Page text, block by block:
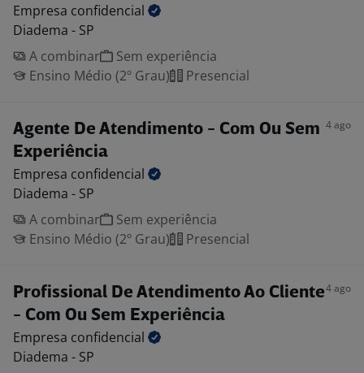
Empresa confidencial
Diadema - SP
A combinar
Sem experiência
Ensino Médio (2º Grau)
Presencial
Agente De Atendimento - Com Ou Sem
Experiência
4 ago
Empresa confidencial
Diadema - SP
A combinar
Sem experiência
Ensino Médio (2º Grau)
Presencial
Profissional De Atendimento Ao Cliente
- Com Ou Sem Experiência
4 ago
Empresa confidencial
Diadema - SP